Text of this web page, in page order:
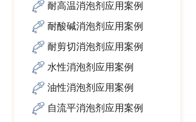
耐高温消泡剂应用案例
耐酸碱消泡剂应用案例
耐剪切消泡剂应用案例
水性消泡剂应用案例
油性消泡剂应用案例
自流平消泡剂应用案例